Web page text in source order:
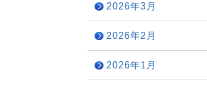
2026年3月
2026年2月
2026年1月